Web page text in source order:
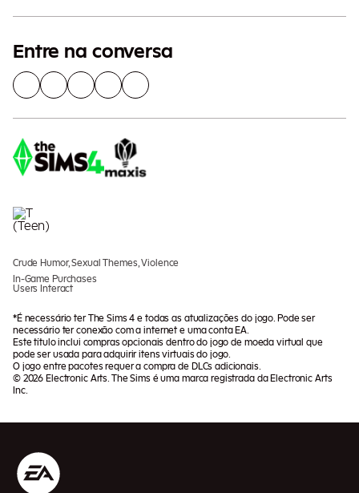
Entre na conversa
Crude Humor, Sexual Themes, Violence
In-Game Purchases
Users Interact
*É necessário ter The Sims 4 e todas as atualizações do jogo. Pode ser
necessário ter conexão com a internet e uma conta EA.
Este título inclui compras opcionais dentro do jogo de moeda virtual que
pode ser usada para adquirir itens virtuais do jogo.
O jogo entre pacotes requer a compra de DLCs adicionais.
© 2026 Electronic Arts. The Sims é uma marca registrada da Electronic Arts
Inc.